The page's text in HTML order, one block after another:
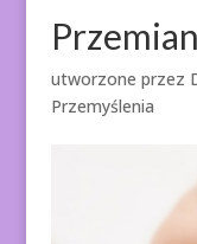
utworzone przez
Przemyślenia